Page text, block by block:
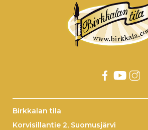
Birkkalan tila
Korvisillantie 2, Suomusjärvi